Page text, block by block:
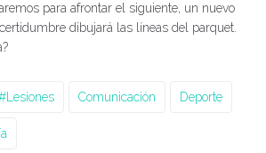
para afrontar el siguiente, un nuevo
dibujará las líneas del parquet.
Comunicación Deporte